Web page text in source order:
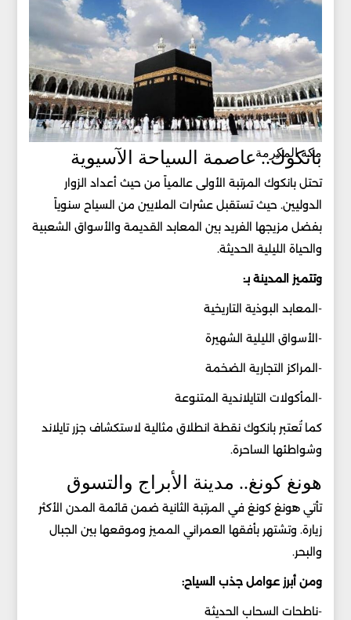
مكة المكرمة
بانكوك.. عاصمة السياحة الآسيوية
تحتل بانكوك المرتبة الأولى عالمياً من حيث أعداد الزوار
الدوليين. حيث تستقبل عشرات الملايين من السياح سنوياً
بفضل مزيجها الفريد بين المعابد القديمة والأسواق الشعبية
والحياة الليلية الحديثة.
وتتميز المدينة بـ:
-المعابد البوذية التاريخية
-الأسواق الليلية الشهيرة
-المراكز التجارية الضخمة
-المأكولات التايلاندية المتنوعة
كما تُعتبر بانكوك نقطة انطلاق مثالية لاستكشاف جزر تايلاند
وشواطئها الساحرة.
هونغ كونغ.. مدينة الأبراج والتسوق
تأتي هونغ كونغ في المرتبة الثانية ضمن قائمة المدن الأكثر
زيارة. وتشتهر بأفقها العمراني المميز وموقعها بين الجبال
والبحر.
ومن أبرز عوامل جذب السياح:
-ناطحات السحاب الحديثة